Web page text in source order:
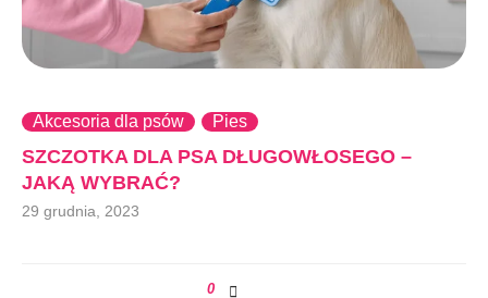
Akcesoria dla psów Pies
SZCZOTKA DLA PSA DŁUGOWŁOSEGO –
JAKĄ WYBRAĆ?
29 grudnia, 2023
0